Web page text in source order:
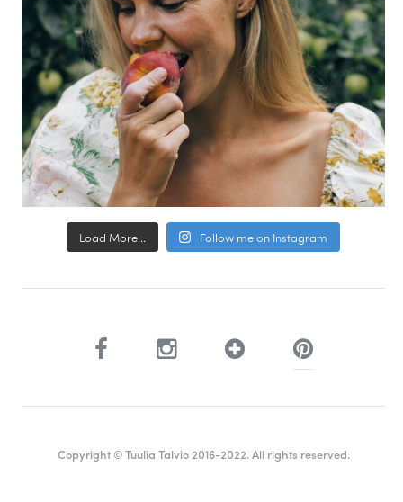
Load More... Follow me on Instagram
Copyright © Tuulia Talvio 2016-2022. All rights reserved.